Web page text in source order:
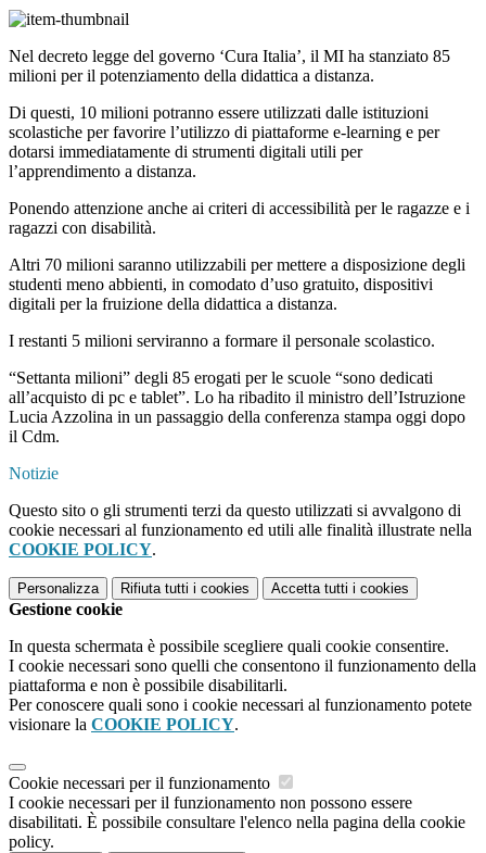
Nel decreto legge del governo ‘Cura Italia’, il MI ha stanziato 85
milioni per il potenziamento della didattica a distanza.
Di questi, 10 milioni potranno essere utilizzati dalle istituzioni
scolastiche per favorire l’utilizzo di piattaforme e-learning e per
dotarsi immediatamente di strumenti digitali utili per
l’apprendimento a distanza.
Ponendo attenzione anche ai criteri di accessibilità per le ragazze e i
ragazzi con disabilità.
Altri 70 milioni saranno utilizzabili per mettere a disposizione degli
studenti meno abbienti, in comodato d’uso gratuito, dispositivi
digitali per la fruizione della didattica a distanza.
I restanti 5 milioni serviranno a formare il personale scolastico.
“Settanta milioni” degli 85 erogati per le scuole “sono dedicati
all’acquisto di pc e tablet”. Lo ha ribadito il ministro dell’Istruzione
Lucia Azzolina in un passaggio della conferenza stampa oggi dopo
il Cdm.
Notizie
Questo sito o gli strumenti terzi da questo utilizzati si avvalgono di
cookie necessari al funzionamento ed utili alle finalità illustrate nella
COOKIE POLICY.
Personalizza Rifiuta tutti i cookies Accetta tutti i cookies
Gestione cookie
In questa schermata è possibile scegliere quali cookie consentire.
I cookie necessari sono quelli che consentono il funzionamento della
piattaforma e non è possibile disabilitarli.
Per conoscere quali sono i cookie necessari al funzionamento potete
visionare la COOKIE POLICY.
Cookie necessari per il funzionamento
I cookie necessari per il funzionamento non possono essere
disabilitati. È possibile consultare l'elenco nella pagina della cookie
policy.